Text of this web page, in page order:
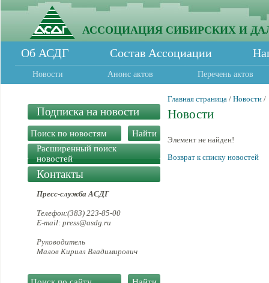
АССОЦИАЦИЯ СИБИРСКИХ И
Об АСДГ Состав Ассоциации
Новости Анонс актов Перечень актов
Подписка на новости
Расширенный поиск
новостей
Контакты
Пресс-служба АСДГ
Телефон:(383) 223-85-00
E-mail: press@asdg.ru
Руководитель
Малов Кирилл Владимирович
Главная страница / Новости /
Новости
Элемент не найден!
Возврат к списку новостей